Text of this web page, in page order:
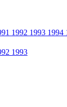
1992 1993 1994
1993